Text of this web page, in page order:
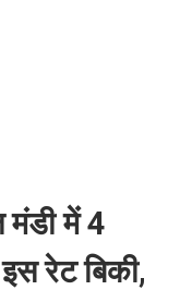
मंडी में 4
रेट बिकी,